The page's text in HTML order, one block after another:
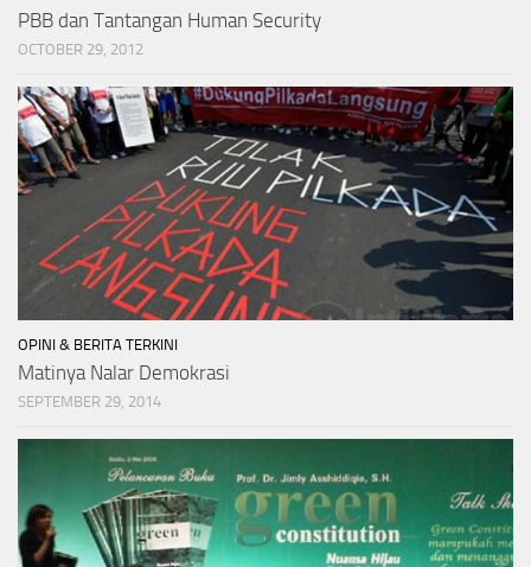
PBB dan Tantangan Human Security
OCTOBER 29, 2012
OPINI & BERITA TERKINI
Matinya Nalar Demokrasi
SEPTEMBER 29, 2014